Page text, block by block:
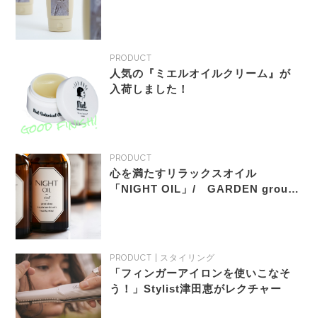
PRODUCT
人気の『ミエルオイルクリーム』が
入荷しました！
PRODUCT
心を満たすリラックスオイル
「NIGHT OIL」/ GARDEN group
PRODUCT スタイリング
「フィンガーアイロンを使いこなそ
う！」Stylist津田恵がレクチャー